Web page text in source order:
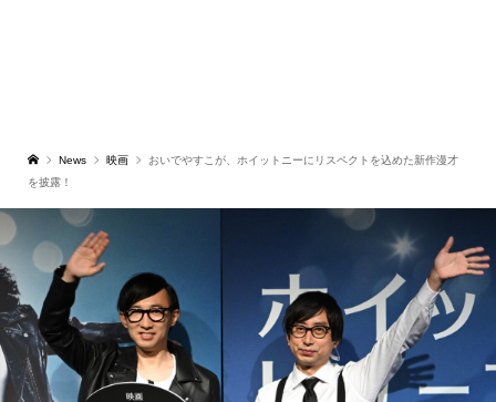
News 映画
おいでやすこが、ホイットニーにリスペクトを込めた新作漫才
を披露！